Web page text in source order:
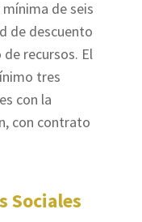
de seis
de descuento
recursos. El
tres
con la
con contrato
Sociales